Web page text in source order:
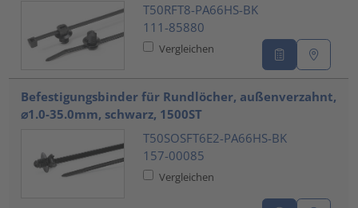
T50RFT8-PA66HS-BK
111-85880
Vergleichen
Befestigungsbinder für Rundlöcher, außenverzahnt,
⌀1.0-35.0mm, schwarz, 1500ST
T50SOSFT6E2-PA66HS-BK
157-00085
Vergleichen